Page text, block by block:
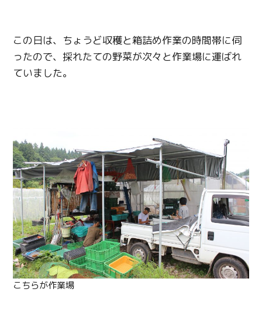
この日は、ちょうど収穫と箱詰め作業の時間帯に伺
ったので、採れたての野菜が次々と作業場に運ばれ
ていました。
こちらが作業場